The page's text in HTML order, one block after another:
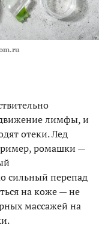
движение лимфы, и
отеки. Лед
ромашки —
сильный перепад
на коже — не
массажей на